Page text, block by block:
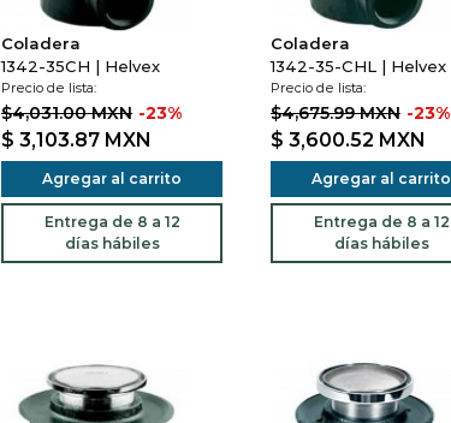
Coladera
1342-35CH | Helvex
Precio de lista:
$4,031.00 MXN -23%
$ 3,103.87 MXN
Agregar al carrito
Entrega de 8 a 12
días hábiles
Coladera
1342-35-CHL | Helvex
Precio de lista:
$4,675.99 MXN -23%
$ 3,600.52 MXN
Agregar al carrito
Entrega de 8 a 12
días hábiles